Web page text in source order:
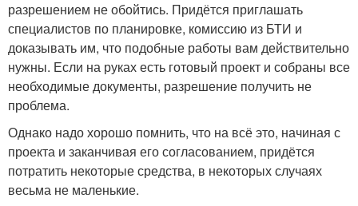
разрешением не обойтись. Придётся приглашать
специалистов по планировке, комиссию из БТИ и
доказывать им, что подобные работы вам действительно
нужны. Если на руках есть готовый проект и собраны все
необходимые документы, разрешение получить не
проблема.
Однако надо хорошо помнить, что на всё это, начиная с
проекта и заканчивая его согласованием, придётся
потратить некоторые средства, в некоторых случаях
весьма не маленькие.